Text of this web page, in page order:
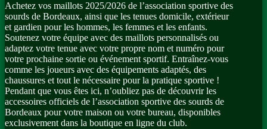
Achetez vos maillots 2025/2026 de l’association sportive des
sourds de Bordeaux, ainsi que les tenues domicile, extérieur
et gardien pour les hommes, les femmes et les enfants.
Soutenez votre équipe avec des maillots personnalisés ou
adaptez votre tenue avec votre propre nom et numéro pour
votre prochaine sortie ou événement sportif. Entraînez-vous
comme les joueurs avec des équipements adaptés, des
chaussures et tout le nécessaire pour la pratique sportive !
Pendant que vous êtes ici, n’oubliez pas de découvrir les
accessoires officiels de l’association sportive des sourds de
Bordeaux pour votre maison ou votre bureau, disponibles
exclusivement dans la boutique en ligne du club.